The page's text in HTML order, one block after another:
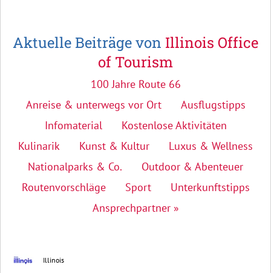
Aktuelle Beiträge von Illinois Office
of Tourism
100 Jahre Route 66
Anreise & unterwegs vor Ort
Ausflugstipps
Infomaterial
Kostenlose Aktivitäten
Kulinarik
Kunst & Kultur
Luxus & Wellness
Nationalparks & Co.
Outdoor & Abenteuer
Routenvorschläge
Sport
Unterkunftstipps
Ansprechpartner »
Illinois